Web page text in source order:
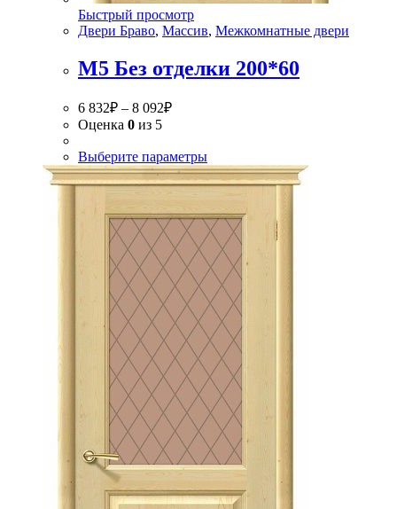
Быстрый просмотр
Двери Браво, Массив, Межкомнатные двери
М5 Без отделки 200*60
6 832₽ – 8 092₽
Оценка 0 из 5
Выберите параметры